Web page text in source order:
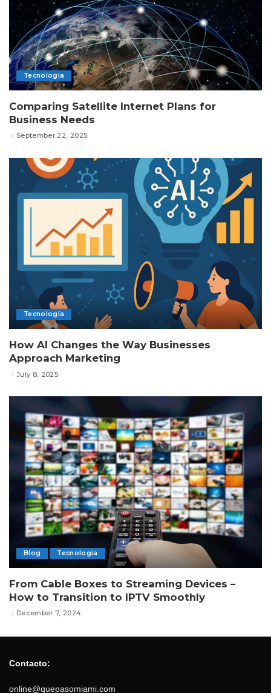
Tecnología
Comparing Satellite Internet Plans for
Business Needs
September 22, 2025
Tecnología
How AI Changes the Way Businesses
Approach Marketing
July 8, 2025
Blog Tecnología
From Cable Boxes to Streaming Devices –
How to Transition to IPTV Smoothly
December 7, 2024
Contacto:
online@quepasomiami.com